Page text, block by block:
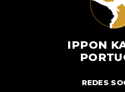
IPPON
REDES